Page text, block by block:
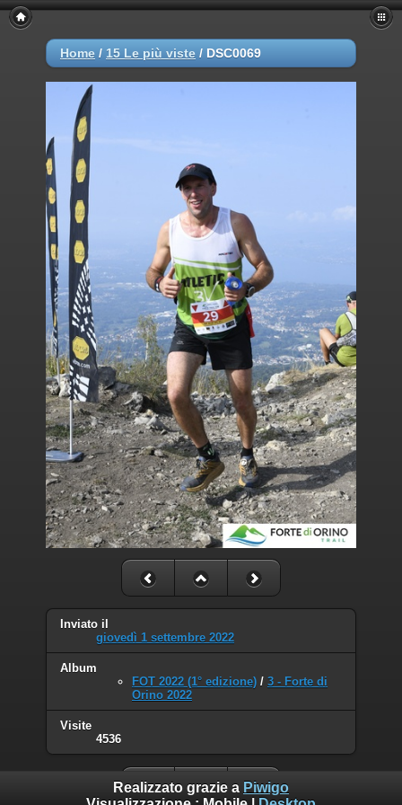
Home / 15 Le più viste / DSC0069
Inviato il
giovedì 1 settembre 2022
Album
FOT 2022 (1° edizione) / 3 - Forte di
Orino 2022
Visite
4536
Realizzato grazie a Piwigo